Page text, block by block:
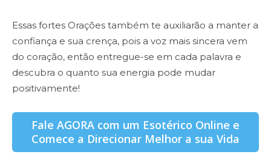
Essas fortes Orações também te auxiliarão a manter a
confiança e sua crença, pois a voz mais sincera vem
do coração, então entregue-se em cada palavra e
descubra o quanto sua energia pode mudar
positivamente!
Fale AGORA com um Esotérico Online e
Comece a Direcionar Melhor a sua Vida